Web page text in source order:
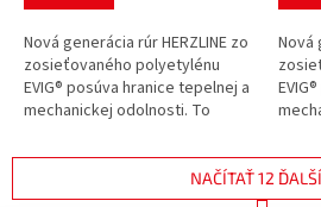
Nová generácia rúr HERZLINE zo
zosieťovaného polyetylénu
EVIG® posúva hranice tepelnej a
mechanickej odolnosti. To
flexibility, ktorá je nevyhnutná...
Nová
NAČÍTAŤ 12